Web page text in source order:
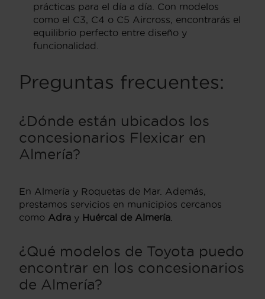
prácticas para el día a día. Con modelos
como el C3, C4 o C5 Aircross, encontrarás el
equilibrio perfecto entre diseño y
funcionalidad.
Preguntas frecuentes:
¿Dónde están ubicados los
concesionarios Flexicar en
Almería?
En Almería y Roquetas de Mar. Además,
prestamos servicios en municipios cercanos
como Adra y Huércal de Almería
¿Qué modelos de Toyota puedo
encontrar en los concesionarios
de Almería?